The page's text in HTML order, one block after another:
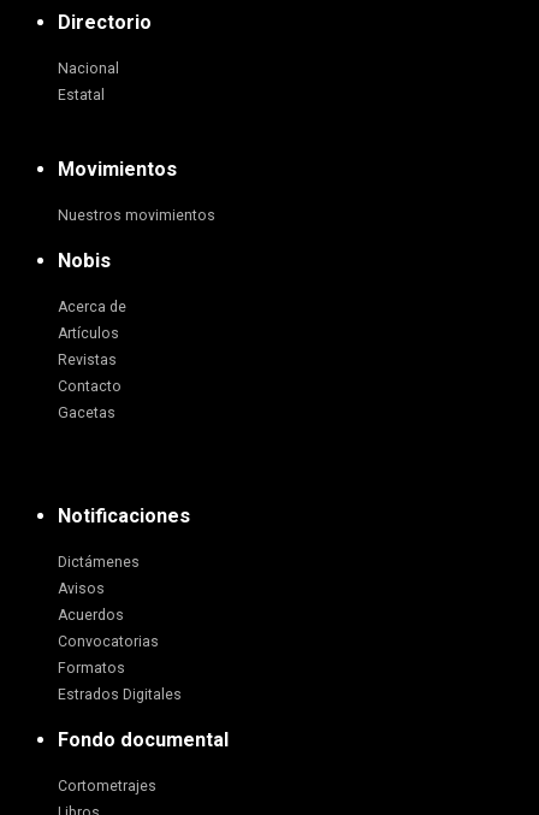
Directorio
Nacional
Estatal
Movimientos
Nuestros movimientos
Nobis
Acerca de
Artículos
Revistas
Contacto
Gacetas
Notificaciones
Dictámenes
Avisos
Acuerdos
Convocatorias
Formatos
Estrados Digitales
Fondo documental
Cortometrajes